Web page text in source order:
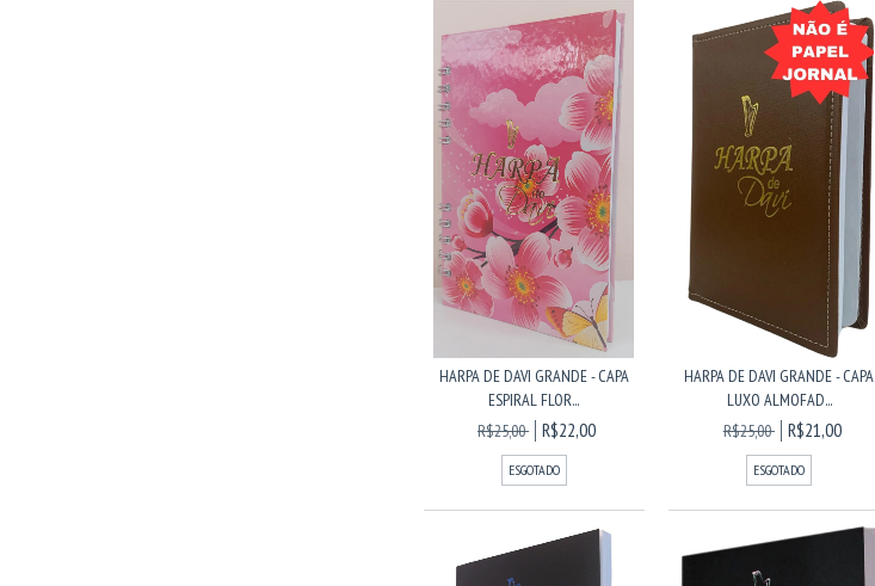
HARPA DE DAVI GRANDE - CAPA
ESPIRAL FLOR...
R$25,00
R$22,00
ESGOTADO
HARPA DE DAVI GRANDE - CAPA
LUXO ALMOFAD...
R$25,00
R$21,00
ESGOTADO